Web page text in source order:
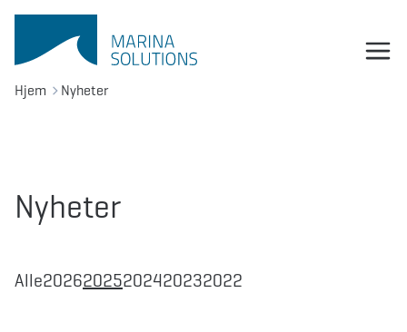
Hjem Nyheter
Nyheter
Alle20262025202420232022